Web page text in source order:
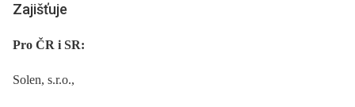
Zajišťuje
Pro ČR i SR:
Solen, s.r.o.,